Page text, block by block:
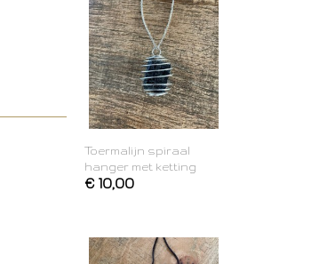
Toermalijn spiraal
hanger met ketting
€ 10,00